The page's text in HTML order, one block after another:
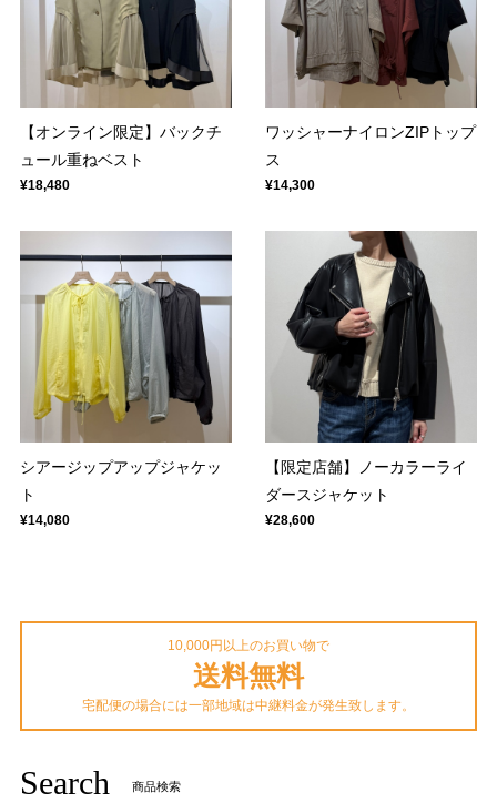
【オンライン限定】バックチ
ュール重ねベスト
¥18,480
ワッシャーナイロンZIPトップ
ス
¥14,300
シアージップアップジャケッ
ト
¥14,080
【限定店舗】ノーカラーライ
ダースジャケット
¥28,600
10,000円以上のお買い物で
送料無料
宅配便の場合には一部地域は中継料金が発生致します。
Search 商品検索